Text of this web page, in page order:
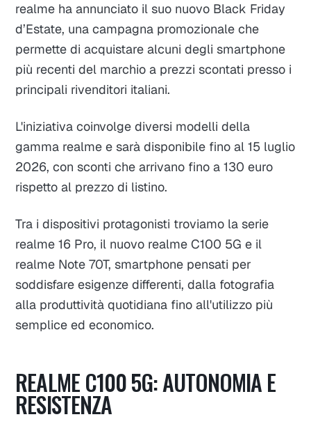
realme ha annunciato il suo nuovo Black Friday
d’Estate, una campagna promozionale che
permette di acquistare alcuni degli smartphone
più recenti del marchio a prezzi scontati presso i
principali rivenditori italiani.
L'iniziativa coinvolge diversi modelli della
gamma realme e sarà disponibile fino al 15 luglio
2026, con sconti che arrivano fino a 130 euro
rispetto al prezzo di listino.
Tra i dispositivi protagonisti troviamo la serie
realme 16 Pro, il nuovo realme C100 5G e il
realme Note 70T, smartphone pensati per
soddisfare esigenze differenti, dalla fotografia
alla produttività quotidiana fino all'utilizzo più
semplice ed economico.
REALME C100 5G: AUTONOMIA E
RESISTENZA